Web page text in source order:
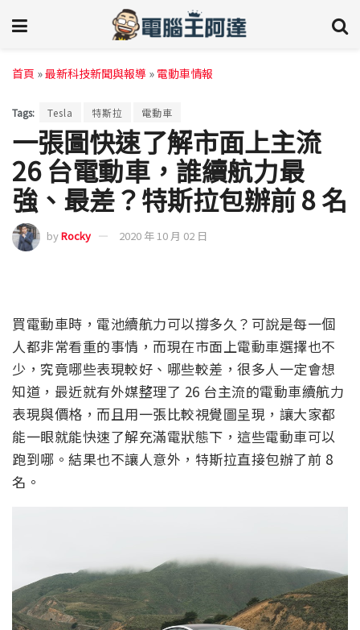
首頁 »最新科技新聞與報導 » 電動車情報
Tags: Tesla 特斯拉 電動車
一張圖快速了解市面上主流
26 台電動車，誰續航力最
強、最差？特斯拉包辦前 8 名
byRocky 2020 年 10 月 02 日
買電動車時，電池續航力可以撐多久？可說是每一個
人都非常看重的事情，而現在市面上電動車選擇也不
少，究竟哪些表現較好、哪些較差，很多人一定會想
知道，最近就有外媒整理了 26 台主流的電動車續航力
表現與價格，而且用一張比較視覺圖呈現，讓大家都
能一眼就能快速了解充滿電狀態下，這些電動車可以
跑到哪。結果也不讓人意外，特斯拉直接包辦了前 8
名。